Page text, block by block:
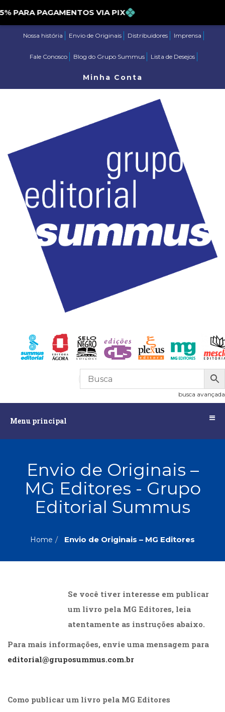
PAGAMENTOS VIA PIX
Nossa história Envio de Originais Distribuidores Imprensa
Fale Conosco Blog do Grupo Summus Lista de Desejos
Minha Conta
R$0,00
busca avançada
Menu principal
principalAssuntos
Administração,
RH
Astrologia
Política,
Humanos
(104)
Sociais
(23)
PROMOÇÕES
VENDIDOS
Envio de Originais –
MG Editores - Grupo
Editorial Summus
Home Envio de Originais – MG Editores
Se você tiver interesse em publicar
um livro pela MG Editores, leia
atentamente as instruções abaixo.
Para mais informações, envie uma mensagem para
editorial@gruposummus.com.br
Como publicar um livro pela MG Editores